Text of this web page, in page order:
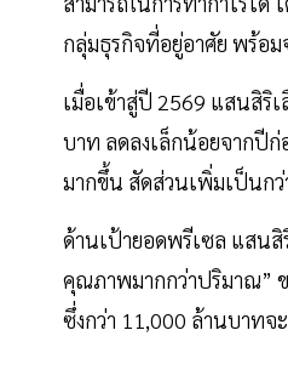
กลุ่มธุรกิจที่อยู่อาศัย พร้อ
เมื่อเข้าสู่ปี 2569 แสนสิริเ
บาท ลดลงเล็กน้อยจากปีก่
มากขึ้น สัดส่วนเพิ่มเป็นก
ด้านเป้ายอดพรีเซล แสน
คุณภาพมากกว่าปริมาณ”
ซึ่งกว่า 11,000 ล้านบาทจ